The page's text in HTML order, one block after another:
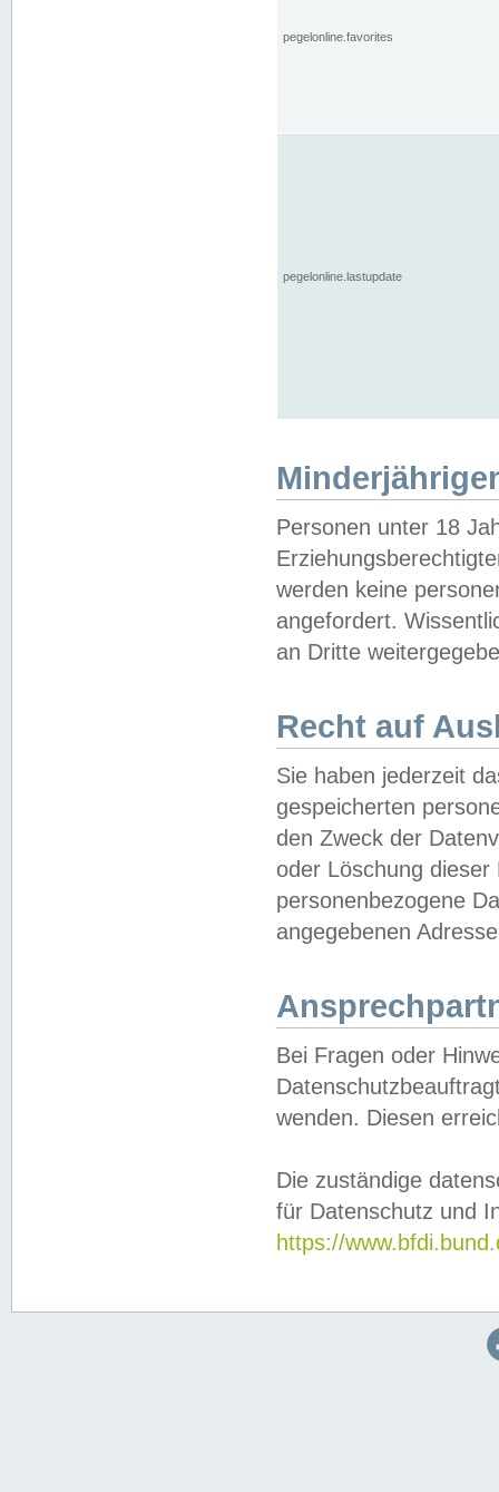
pegelonline.favorites
pegelonline.lastupdate
Personen unter 18
werden keine
angefordert.
an Dritte
Recht auf
Sie haben jederzeit
gespeicherten
den Zweck der
oder Löschung
personenbezogene
angegebenen
Bei Fragen oder
wenden. Diesen
Die zuständige
für Datenschutz und
https://